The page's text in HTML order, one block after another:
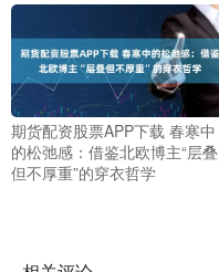
期货配资股票APP下载 春寒中
的松弛感：借鉴北欧博主“层叠
但不厚重”的穿衣哲学